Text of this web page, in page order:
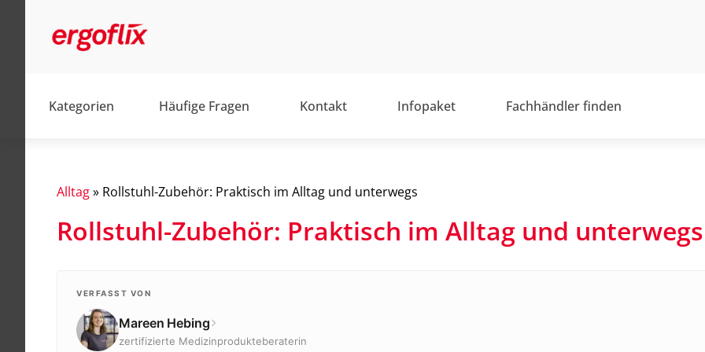
Kategorien Häufige Fragen Kontakt Infopaket Fachhändler finden
Alltag
Elektromobile
Elektrorollstühle
Alltag» Rollstuhl-Zubehör: Praktisch im Alltag und unterwegs
Rollstuhl-Zubehör: Praktisch im Alltag und unterwegs
VERFASST VON
Mareen Hebing
zertifizierte Medizinprodukteberaterin